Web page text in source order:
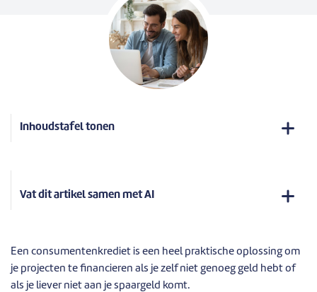
Inhoudstafel tonen
Vat dit artikel samen met AI
Een consumentenkrediet is een heel praktische oplossing om
je projecten te financieren als je zelf niet genoeg geld hebt of
als je liever niet aan je spaargeld komt.